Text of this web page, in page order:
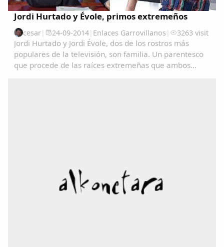
Jordi Hurtado y Évole, primos extremeños
cesar| 24-09-2014| Enlaces Garrovillanos | 3263 visit
Jordi Hurtado y Jordi Évole, dos de los rostros más
populares de la televisión, son familia. Un parentesco
que procede de las raíces extremeñas que ambos